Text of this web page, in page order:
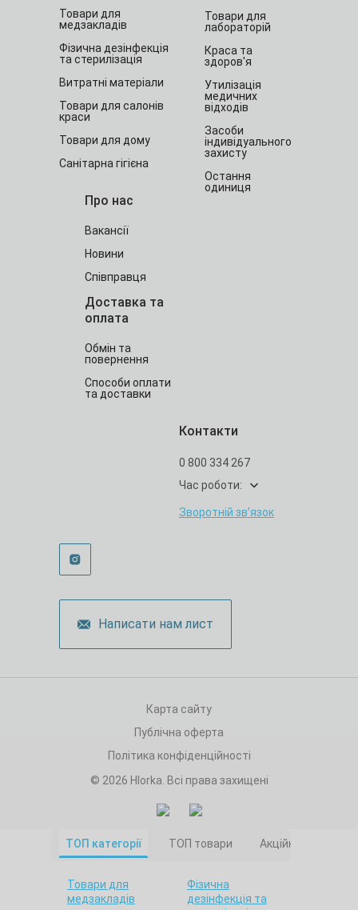
Написати нам лист
Товари для
медзакладів
Фізична дезінфекція
та стерилізація
Витратні матеріали
Товари для салонів
краси
Товари для дому
Санітарна гігієна
Товари для
лабораторій
Краса та
здоров'я
Утилізація
медичних
відходів
Засоби
індивідуального
захисту
Остання
одиниця
Про нас
Вакансії
Новини
Співправця
Доставка та
оплата
Обмін та
повернення
Способи оплати
та доставки
Контакти
0 800 334 267
Час роботи:
Зворотній зв’язок
Карта сайту
Публічна оферта
Політика конфіденційності
© 2026 Hlorka. Всі права захищені
ТОП категорії ТОП товари Акційні товари
Товари для
медзакладів
Фізична
дезінфекція та